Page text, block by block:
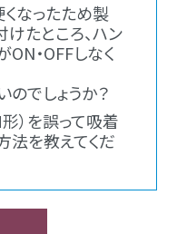
なったため製
たところ、ハン
ON・OFFしなく
でしょうか？
）を誤って吸着
法を教えてくだ